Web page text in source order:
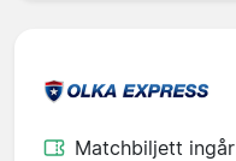
Matchbiljett ingår